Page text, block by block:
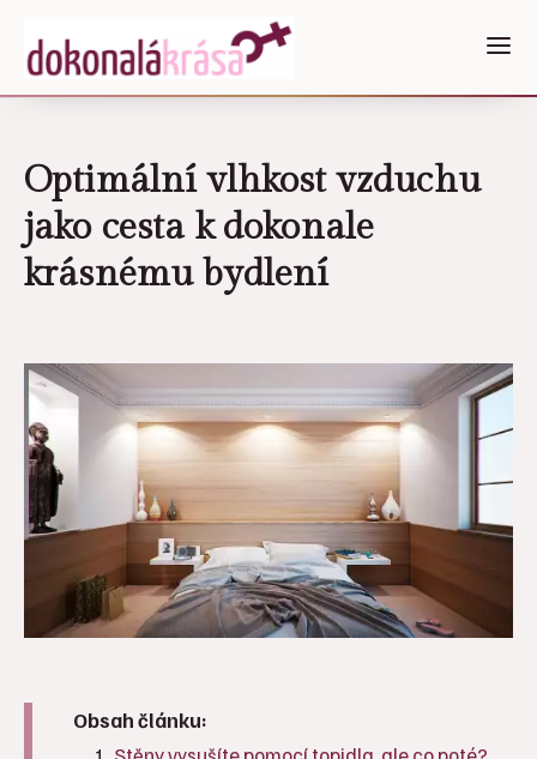
Optimální vlhkost vzduchu
jako cesta k dokonale
krásnému bydlení
Obsah článku: